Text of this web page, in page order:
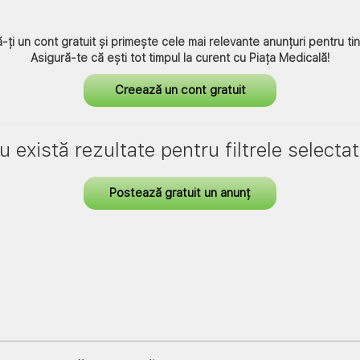
ți un cont gratuit și primește cele mai relevante anunțuri pentru
Asigură-te că ești tot timpul la curent cu Piața Medicală!
Creează un cont gratuit
există rezultate pentru filtrele
Postează gratuit un anunț